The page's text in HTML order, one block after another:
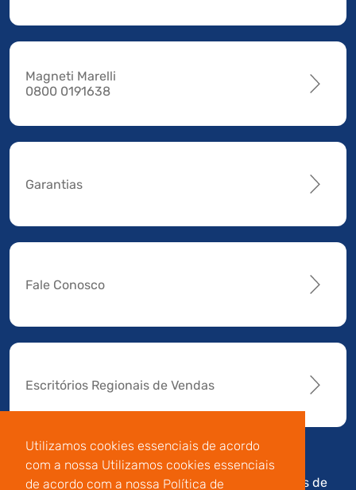
Utilizamos cookies essenciais de acordo
com a nossa Utilizamos cookies essenciais
de acordo com a nossa Política de
Magneti Marelli
0800 0191638
Garantias
Fale Conosco
Escritórios Regionais de Vendas
Av. Manoel da Nóbrega, Termos de
Código de